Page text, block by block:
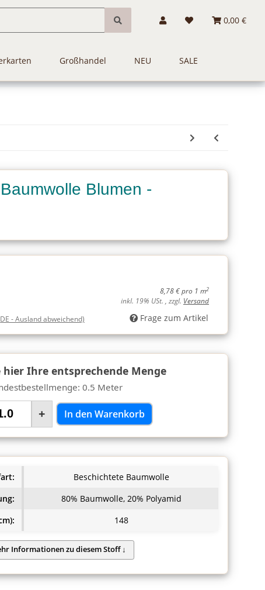
0,00 €
Großhandel NEU SALE
Blumen -
8,78 € pro 1 m2
inkl. 19% USt. , zzgl. Versand
- Ausland abweichend) Frage zum Artikel
hier Ihre entsprechende Menge
0.5 Meter
+ In den Warenkorb
Beschichtete Baumwolle
80% Baumwolle, 20% Polyamid
148